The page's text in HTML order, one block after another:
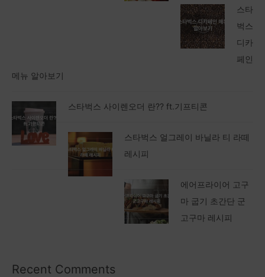
스타
벅스
디카
페인
메뉴 알아보기
스타벅스 사이렌오더 란?? ft.기프티콘
스타벅스 얼그레이 바닐라 티 라떼
레시피
에어프라이어 고구
마 굽기 초간단 군
고구마 레시피
Recent Comments